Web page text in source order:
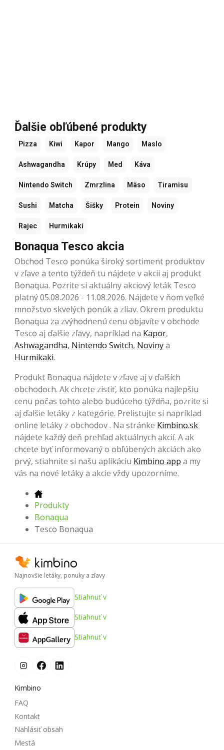
Ďalšie obľúbené produkty
Pizza Kiwi Kapor Mango Maslo
Ashwagandha Krúpy Med Káva
Nintendo Switch Zmrzlina Mäso Tiramisu
Sushi Matcha Šišky Protein Noviny
Rajec Hurmikaki
Bonaqua Tesco akcia
Obchod Tesco ponúka široký sortiment produktov
v zľave a tento týždeň tu nájdete v akcii aj produkt
Bonaqua. Pozrite si aktuálny akciový leták Tesco
platný 05.08.2026 - 11.08.2026. Nájdete v ňom veľké
množstvo skvelých ponúk a zliav. Okrem produktu
Bonaqua za zvýhodnenú cenu objavíte v obchode
Tesco aj ďalšie zľavy, napríklad na Kapor,
Ashwagandha, Nintendo Switch, Novinya
Hurmikaki.
Produkt Bonaqua nájdete v zľave aj v ďalších
obchodoch. Ak chcete zistiť, kto ponúka najlepšiu
cenu počas tohto alebo budúceho týždňa, pozrite si
aj ďalšie letáky z kategórie. Prelistujte si napríklad
online letáky z obchodov . Na stránke Kimbino.sk
nájdete každý deň prehľad aktuálnych akcií. A ak
chcete byť informovaný o obľúbených akciách ako
prvý, stiahnite si našu aplikáciu Kimbino app a my
vás na nové letáky a akcie vždy upozorníme.
Produkty
Bonaqua
Tesco Bonaqua
Najnovšie letáky, ponuky a zľavy
Stiahnuť v
Stiahnuť v
Stiahnuť v
Kimbino
FAQ
Kontakt
Nahlásiť obsah
Mestá